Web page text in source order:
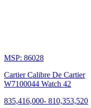
MSP: 86028
Cartier Calibre De Cartier
W7100044 Watch 42
835,416,000- 810,353,520